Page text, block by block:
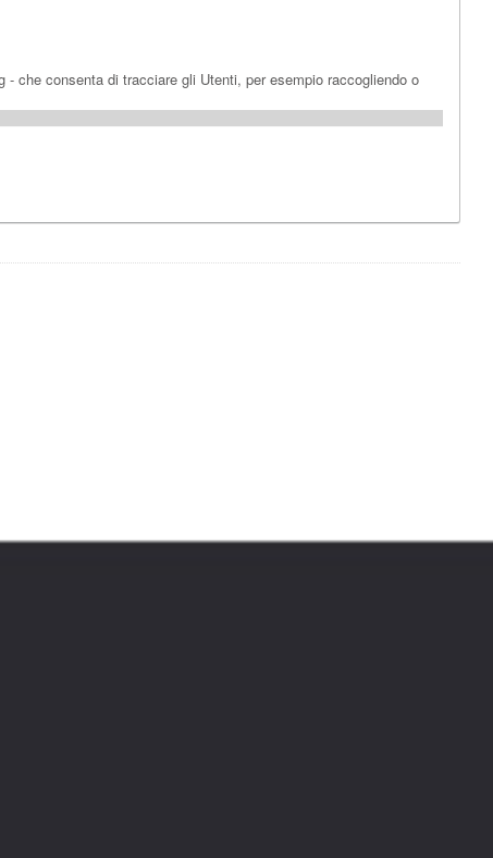
che consenta di tracciare gli Utenti, per esempio raccogliendo o